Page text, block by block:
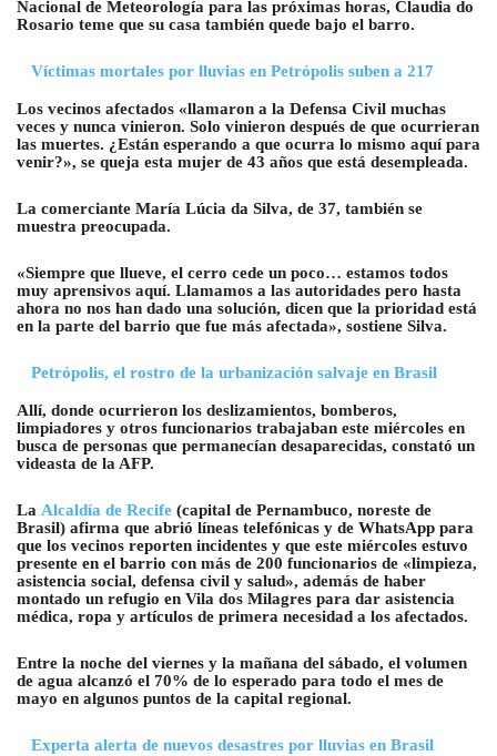
Nacional de Meteorología para las próximas horas, Claudia do
Rosario teme que su casa también quede bajo el barro.
Víctimas mortales por lluvias en Petrópolis suben a 217
Los vecinos afectados «llamaron a la Defensa Civil muchas
veces y nunca vinieron. Solo vinieron después de que ocurrieran
las muertes. ¿Están esperando a que ocurra lo mismo aquí para
venir?», se queja esta mujer de 43 años que está desempleada.
La comerciante María Lúcia da Silva, de 37, también se
muestra preocupada.
«Siempre que llueve, el cerro cede un poco… estamos todos
muy aprensivos aquí. Llamamos a las autoridades pero hasta
ahora no nos han dado una solución, dicen que la prioridad está
en la parte del barrio que fue más afectada», sostiene Silva.
Petrópolis, el rostro de la urbanización salvaje en Brasil
Allí, donde ocurrieron los deslizamientos, bomberos,
limpiadores y otros funcionarios trabajaban este miércoles en
busca de personas que permanecían desaparecidas, constató un
videasta de la AFP.
La Alcaldía de Recife (capital de Pernambuco, noreste de
Brasil) afirma que abrió líneas telefónicas y de WhatsApp para
que los vecinos reporten incidentes y que este miércoles estuvo
presente en el barrio con más de 200 funcionarios de «limpieza,
asistencia social, defensa civil y salud», además de haber
montado un refugio en Vila dos Milagres para dar asistencia
médica, ropa y artículos de primera necesidad a los afectados.
Entre la noche del viernes y la mañana del sábado, el volumen
de agua alcanzó el 70% de lo esperado para todo el mes de
mayo en algunos puntos de la capital regional.
Experta alerta de nuevos desastres por lluvias en Brasil